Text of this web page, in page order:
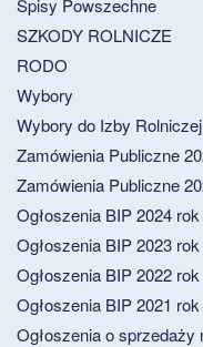
SZKODY ROLNICZE
RODO
Wybory
Wybory do Izby Rolniczej
Zamówienia Publiczne
Zamówienia Publiczne
Ogłoszenia BIP 2024 rok
Ogłoszenia BIP 2023 rok
Ogłoszenia BIP 2022 rok
Ogłoszenia BIP 2021 rok
Ogłoszenia o sprzedaży